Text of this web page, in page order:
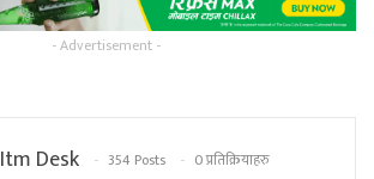
- Advertisement -
Itm Desk 354 Posts 0 प्रतिक्रियाहरु